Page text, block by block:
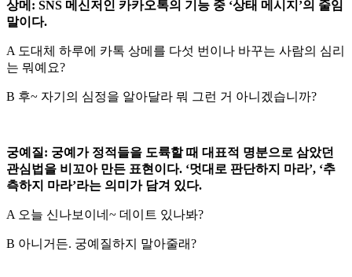
상메: SNS 메신저인 카카오톡의 기능 중 ‘상태 메시지’의 줄임
말이다.
A 도대체 하루에 카톡 상메를 다섯 번이나 바꾸는 사람의 심리
는 뭐예요?
B 후~ 자기의 심정을 알아달라 뭐 그런 거 아니겠습니까?
궁예질: 궁예가 정적들을 도륙할 때 대표적 명분으로 삼았던
관심법을 비꼬아 만든 표현이다. ‘멋대로 판단하지 마라’, ‘추
측하지 마라’라는 의미가 담겨 있다.
A 오늘 신나보이네~ 데이트 있나봐?
B 아니거든. 궁예질하지 말아줄래?